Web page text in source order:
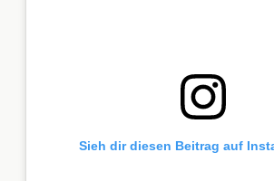
Sieh dir diesen Beitrag auf